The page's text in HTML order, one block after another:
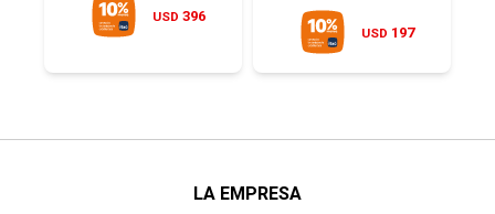
USD 396
USD 197
LA EMPRESA